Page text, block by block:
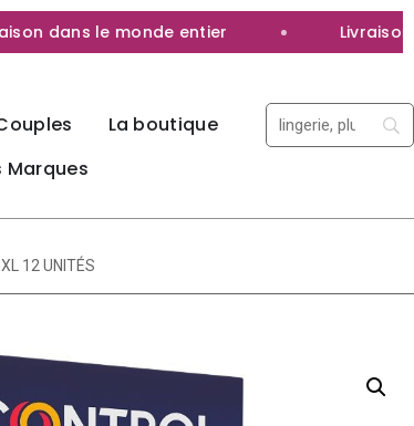
dans le monde entier Livraison
La boutique
Marques
12 UNITÉS